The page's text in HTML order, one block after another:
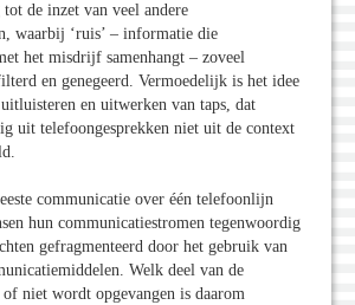
de inzet van veel andere
waarbij ‘ruis’ – informatie die
het misdrijf samenhangt – zoveel
en genegeerd. Vermoedelijk is het idee
en uitwerken van taps, dat
uit telefoongesprekken niet uit de context
communicatie over één telefoonlijn
hun communicatiestromen tegenwoordig
gefragmenteerd door het gebruik van
Welk deel van de
niet wordt opgevangen is daarom